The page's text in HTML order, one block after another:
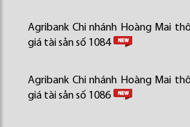
Agribank Chi nhánh Hoàng Mai
giá tài sản số 1084
Agribank Chi nhánh Hoàng Mai
giá tài sản số 1086